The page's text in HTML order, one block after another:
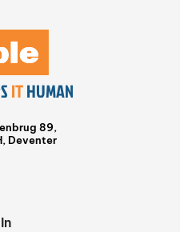
ITHUMAN
89,
Deventer